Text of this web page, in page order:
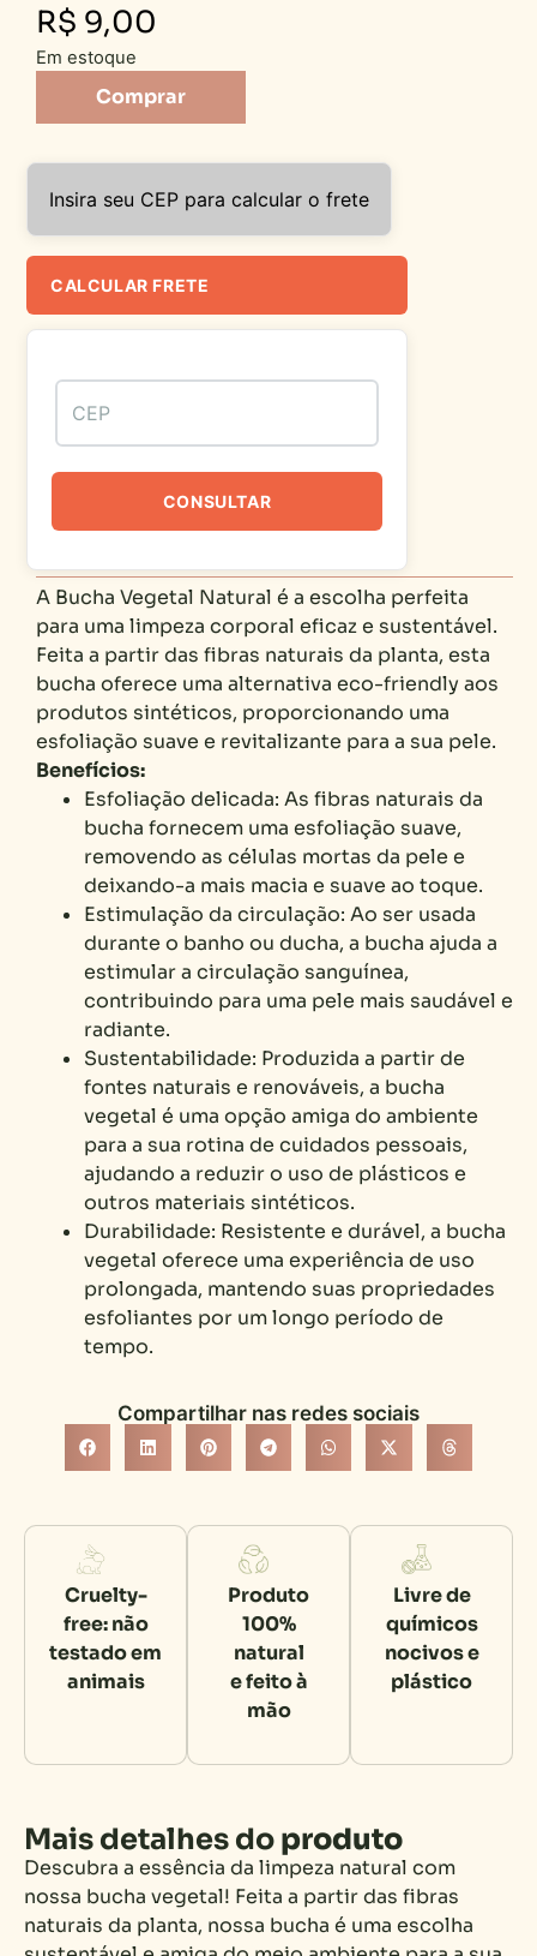
R$ 9,00
Em estoque
Comprar
Insira seu CEP para calcular o frete
CALCULAR FRETE
CONSULTAR
A Bucha Vegetal Natural é a escolha perfeita
para uma limpeza corporal eficaz e sustentável.
Feita a partir das fibras naturais da planta, esta
bucha oferece uma alternativa eco-friendly aos
produtos sintéticos, proporcionando uma
esfoliação suave e revitalizante para a sua pele.
Benefícios:
Esfoliação delicada: As fibras naturais da
bucha fornecem uma esfoliação suave,
removendo as células mortas da pele e
deixando-a mais macia e suave ao toque.
Estimulação da circulação: Ao ser usada
durante o banho ou ducha, a bucha ajuda a
estimular a circulação sanguínea,
contribuindo para uma pele mais saudável e
radiante.
Sustentabilidade: Produzida a partir de
fontes naturais e renováveis, a bucha
vegetal é uma opção amiga do ambiente
para a sua rotina de cuidados pessoais,
ajudando a reduzir o uso de plásticos e
outros materiais sintéticos.
Durabilidade: Resistente e durável, a bucha
vegetal oferece uma experiência de uso
prolongada, mantendo suas propriedades
esfoliantes por um longo período de
tempo.
Compartilhar nas redes sociais
Cruelty-
free: não
testado em
animais
Produto
100%
natural
e feito à
mão
Livre de
químicos
nocivos e
plástico
Mais detalhes do produto
Descubra a essência da limpeza natural com
nossa bucha vegetal! Feita a partir das fibras
naturais da planta, nossa bucha é uma escolha